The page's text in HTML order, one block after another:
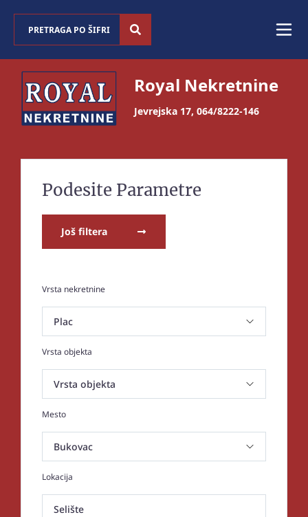
Royal Nekretnine
Jevrejska 17, 064/8222-146
Podesite Parametre
Još filtera
Vrsta nekretnine
Vrsta objekta
Mesto
Lokacija
Selište